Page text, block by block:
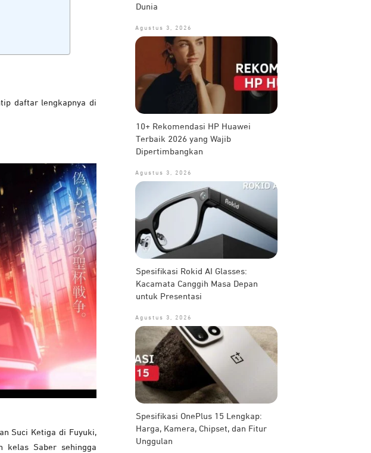
daftar lengkapnya di
Suci Ketiga di Fuyuki,
kelas Saber sehingga
Dunia
Agustus 3, 2026
10+ Rekomendasi HP Huawei
Terbaik 2026 yang Wajib
Dipertimbangkan
Agustus 3, 2026
Spesifikasi Rokid AI Glasses:
Kacamata Canggih Masa Depan
untuk Presentasi
Agustus 3, 2026
Spesifikasi OnePlus 15 Lengkap:
Harga, Kamera, Chipset, dan Fitur
Unggulan